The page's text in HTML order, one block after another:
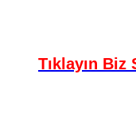
Tıklayın Biz